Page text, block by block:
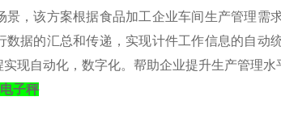
，该方案根据食品加工企业车间生产管理需
数据的汇总和传递，实现计件工作信息的自动
现自动化，数字化。帮助企业提升生产管理
子秤